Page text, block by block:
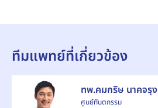
ทีมแพทย์ที่เกี่ยวข้อง
ทพ.คมกริษ นาคจรุง
ศูนย์ทันตกรรม